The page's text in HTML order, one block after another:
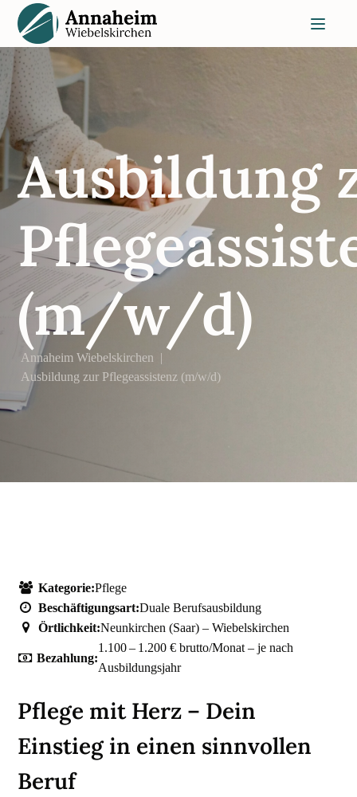
Ausbildung
(m/w/d)
Annaheim Wiebelskirchen |
Ausbildung zur Pflegeassistenz (m/w/d)
Kategorie:Pflege
Beschäftigungsart:Duale Berufsausbildung
Örtlichkeit:Neunkirchen (Saar) – Wiebelskirchen
Bezahlung:
1.100 – 1.200 € brutto/Monat – je nach
Ausbildungsjahr
Pflege mit Herz – Dein
Einstieg in einen sinnvollen
Beruf